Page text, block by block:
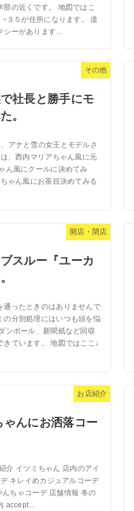
の近くです。 地図ではこ
３５が住所になります。 道
ーがあります...
その他
社長と勝手にモ
。
ナと雪の女王とモデルさ
、西内マリアちゃん風に元
ん風にクールに決めてみ
ゃん風にお茶目決めてみる
開店・閉店
スルー『ユーカ
通ったときのはありませんで
の分別処理にはいつも頭を悩
ンボール、新聞紙など回収
ています。 地図ではここ↓
お店紹介
んにお洒落コー
介 イツミちゃん 店内のアイ
キレイめカジュアルコーデ
ちゃコーデ 店舗情報 冬の
accept...